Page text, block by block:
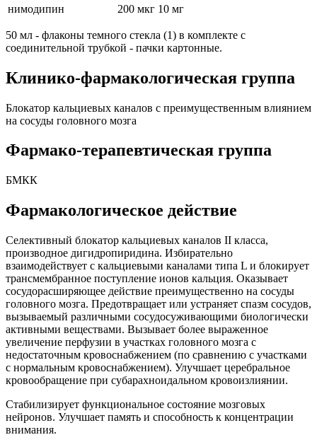
нимодипин
200 мкг 10 мг
50 мл - флаконы темного стекла (1) в комплекте с
соединительной трубкой - пачки картонные.
Клинико-фармакологическая группа
Блокатор кальциевых каналов с преимущественным влиянием
на сосуды головного мозга
Фармако-терапевтическая группа
БМКК
Фармакологическое действие
Селективный блокатор кальциевых каналов II класса,
производное дигидропиридина. Избирательно
взаимодействует с кальциевыми каналами типа L и блокирует
трансмембранное поступление ионов кальция. Оказывает
сосудорасширяющее действие преимущественно на сосуды
головного мозга. Предотвращает или устраняет спазм сосудов,
вызываемый различными сосудосуживающими биологически
активными веществами. Вызывает более выраженное
увеличение перфузии в участках головного мозга с
недостаточным кровоснабжением (по сравнению с участками
с нормальным кровоснабжением). Улучшает церебральное
кровообращение при субарахноидальном кровоизлиянии.
Стабилизирует функциональное состояние мозговых
нейронов. Улучшает память и способность к концентрации
внимания.